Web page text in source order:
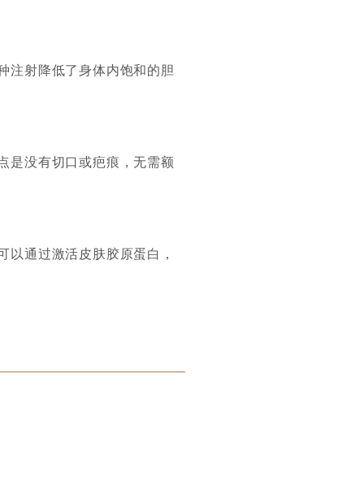
注射降低了身体内饱和的胆
是没有切口或疤痕，无需额
通过激活皮肤胶原蛋白，